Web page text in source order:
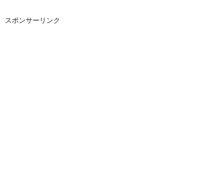
スポンサーリンク